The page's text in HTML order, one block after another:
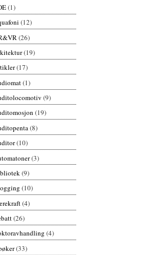
(1)
(12)
(26)
(19)
(17)
(1)
(9)
(19)
(8)
(10)
(3)
(9)
(10)
(4)
(26)
(4)
(33)